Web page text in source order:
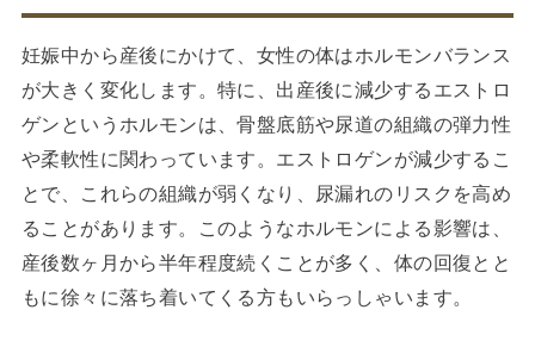
妊娠中から産後にかけて、女性の体はホルモンバランス
が大きく変化します。特に、出産後に減少するエストロ
ゲンというホルモンは、骨盤底筋や尿道の組織の弾力性
や柔軟性に関わっています。エストロゲンが減少するこ
とで、これらの組織が弱くなり、尿漏れのリスクを高め
ることがあります。このようなホルモンによる影響は、
産後数ヶ月から半年程度続くことが多く、体の回復とと
もに徐々に落ち着いてくる方もいらっしゃいます。